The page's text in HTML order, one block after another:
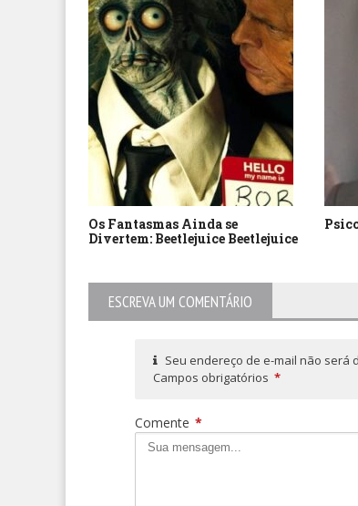
Os Fantasmas Ainda se
Divertem: Beetlejuice Beetlejuice
ESCREVA UM COMENTÁRIO
Seu endereço de e-mail não será
Campos obrigatórios *
Comente *